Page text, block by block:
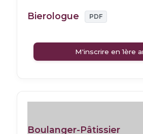
Bierologue PDF
M'inscrire en 1ère
Boulanger-Pâtissier